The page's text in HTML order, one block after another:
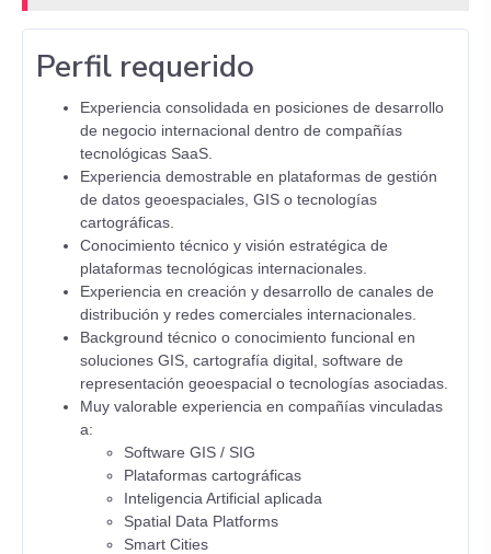
Perfil requerido
Experiencia consolidada en posiciones de desarrollo
de negocio internacional dentro de compañías
tecnológicas SaaS.
Experiencia demostrable en plataformas de gestión
de datos geoespaciales, GIS o tecnologías
cartográficas.
Conocimiento técnico y visión estratégica de
plataformas tecnológicas internacionales.
Experiencia en creación y desarrollo de canales de
distribución y redes comerciales internacionales.
Background técnico o conocimiento funcional en
soluciones GIS, cartografía digital, software de
representación geoespacial o tecnologías asociadas.
Muy valorable experiencia en compañías vinculadas
a:
Software GIS / SIG
Plataformas cartográficas
Inteligencia Artificial aplicada
Spatial Data Platforms
Smart Cities